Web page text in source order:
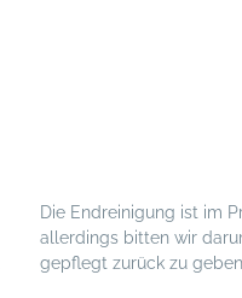
Die Endreinigung ist im
allerdings bitten wir
gepflegt zurück zu